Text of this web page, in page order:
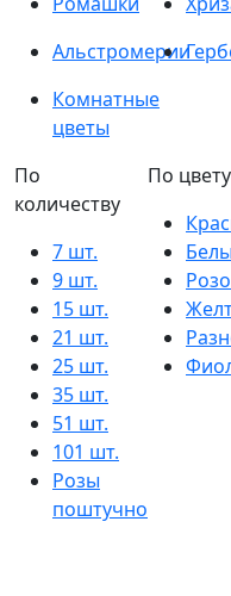
Альстромерии
Комнатные
цветы
По
количеству
7 шт.
9 шт.
15 шт.
21 шт.
25 шт.
35 шт.
51 шт.
101 шт.
Розы
поштучно
По цвету